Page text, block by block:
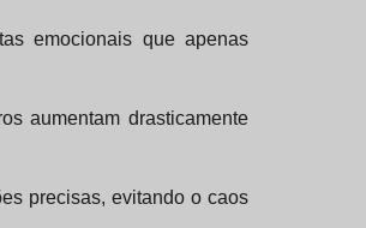
emocionais que apenas
aumentam drasticamente
precisas, evitando o caos